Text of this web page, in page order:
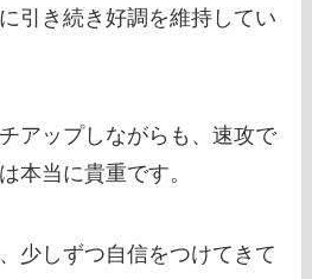
引き続き好調を維持してい
アップしながらも、速攻で
本当に貴重です。
少しずつ自信をつけてきて